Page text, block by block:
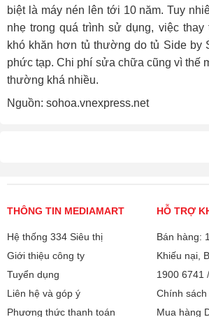
biệt là máy nén lên tới 10 năm. Tuy
nhẹ trong quá trình sử dụng, việc
khó khăn hơn tủ thường do tủ Side by
phức tạp. Chi phí sửa chữa cũng vì thế
thường khá nhiều.
Nguồn: sohoa.vnexpress.net
THÔNG TIN MEDIAMART
Hệ thống 334 Siêu thị
Giới thiệu công ty
Tuyển dụng
Liên hệ và góp ý
Phương thức thanh toán
HỖ TRỢ
Bán hàng:
Khiếu nại,
1900 6741 /
Chính
Mua hàng